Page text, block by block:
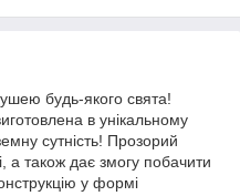
будь-якого свята!
в унікальному
сутність! Прозорий
а також дає змогу побачити
у формі